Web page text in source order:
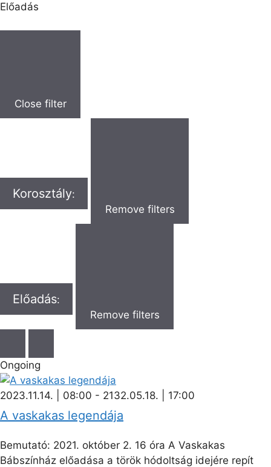
Előadás
Close filter
Korosztály:
Remove filters
Előadás:
Remove filters
Ongoing
2023.11.14. | 08:00 - 2132.05.18. | 17:00
A vaskakas legendája
Bemutató: 2021. október 2. 16 óra A Vaskakas
Bábszínház előadása a török hódoltság idejére repít